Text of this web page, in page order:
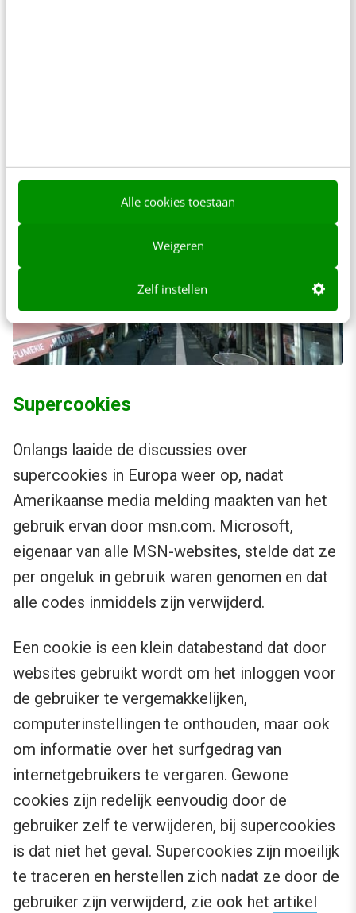
Alle cookies toestaan
Weigeren
Zelf instellen
Supercookies
Onlangs laaide de discussies over
supercookies in Europa weer op, nadat
Amerikaanse media melding maakten van het
gebruik ervan door msn.com. Microsoft,
eigenaar van alle MSN-websites, stelde dat ze
per ongeluk in gebruik waren genomen en dat
alle codes inmiddels zijn verwijderd.
Een cookie is een klein databestand dat door
websites gebruikt wordt om het inloggen voor
de gebruiker te vergemakkelijken,
computerinstellingen te onthouden, maar ook
om informatie over het surfgedrag van
internetgebruikers te vergaren. Gewone
cookies zijn redelijk eenvoudig door de
gebruiker zelf te verwijderen, bij supercookies
is dat niet het geval. Supercookies zijn moeilijk
te traceren en herstellen zich nadat ze door de
gebruiker zijn verwijderd, zie ook het artikel